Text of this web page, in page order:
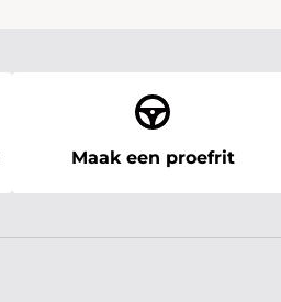
Maak een proefrit